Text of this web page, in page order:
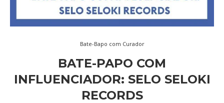
Bate-Bapo com Curador
BATE-PAPO COM
INFLUENCIADOR: SELO SELOKI
RECORDS